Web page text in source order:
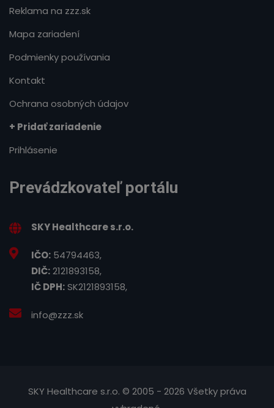
Reklama na zzz.sk
Mapa zariadení
Podmienky používania
Kontakt
Ochrana osobných údajov
+ Pridať zariadenie
Prihlásenie
Prevádzkovateľ portálu
SKY Healthcare s.r.o.
IČO: 54794463,
DIČ:2121893158,
IČ DPH:SK2121893158,
info@zzz.sk
SKY Healthcare s.r.o. © 2005 - 2026 Všetky práva